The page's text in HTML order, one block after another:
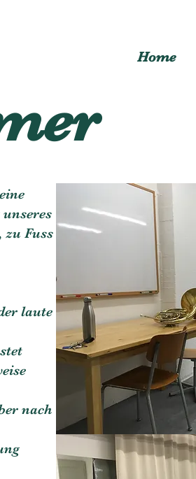
Home
Fuss
laute
nach